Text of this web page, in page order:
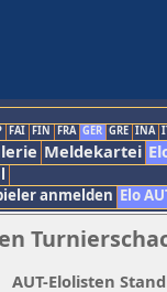
FAI FIN FRA GER GRE INA
Meldekartei
anmelden Elo
AUT-Elolisten